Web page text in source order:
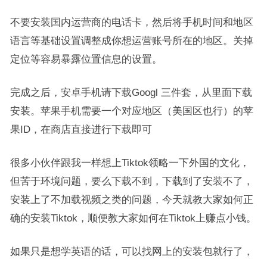
不要安装国内运营商的电话卡，然后将手机时间和地区
语言等基础设置调整成你想运营账号所在的地区。关掉
定位等容易暴露位置信息的设置。
完成之后，安卓手机请下载Googl 三件套，从里面下载
安装。苹果手机需要一个对应地区（美国区也行）的苹
果ID，在商店直接进行下载即可
很多小伙伴跟我一样想上Tiktok领略一下外国的文化，
但苦于环境问题，要么下载不到，下载到了安装不了，
安装上了不加载视频之类的问题，今天就教大家如何正
确的安装Tiktok，顺便教大家如何在Tiktok上赚点小钱。
如果只是想学英语的话，可以找网上的安装包就行了，